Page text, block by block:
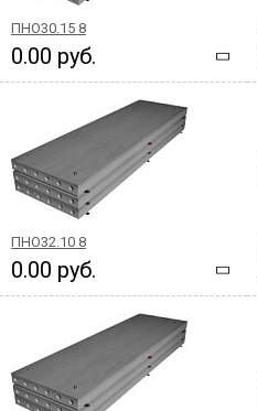
ПНО30.15 8
0.00 руб.
ПНО32.10 8
0.00 руб.